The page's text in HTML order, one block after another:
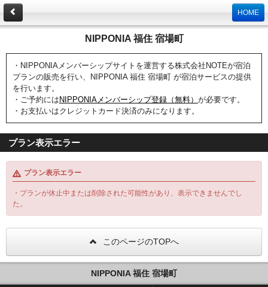
HOME
NIPPONIA 福住 宿場町
・NIPPONIAメンバーシップサイトを運営する株式会社NOTEが宿泊
プランの販売を行い、NIPPONIA 福住 宿場町 が宿泊サービスの提供
を行います。
・ご予約には NIPPONIAメンバーシップ登録（無料） が必要です。
・お支払いはクレジットカード決済のみになります。
プラン表示エラー
プラン表示エラー
・プランが休止中または削除された可能性があり、表示できませんでし
た。
このページのTOPへ
NIPPONIA 福住 宿場町